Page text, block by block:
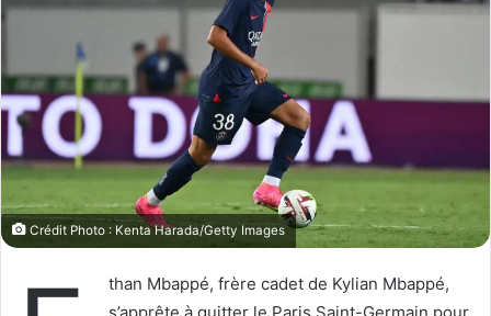
o
X
r
c
o
u
r
e
Crédit Photo : Kenta Harada/Getty Images
than Mbappé, frère cadet de Kylian Mbappé,